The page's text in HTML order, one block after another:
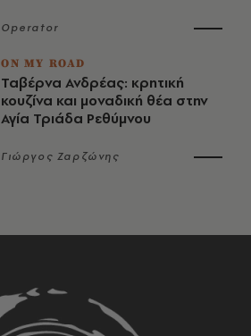
Operator
ON MY ROAD
Ταβέρνα Ανδρέας: κρητική
κουζίνα και μοναδική θέα στην
Αγία Τριάδα Ρεθύμνου
Γιώργος Ζαρζώνης